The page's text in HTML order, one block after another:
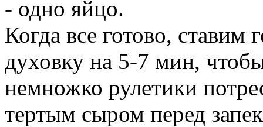
- одно яйцо.
Когда все готово, ставим
духовку на 5-7 мин,
немножко рулетики
тертым сыром перед